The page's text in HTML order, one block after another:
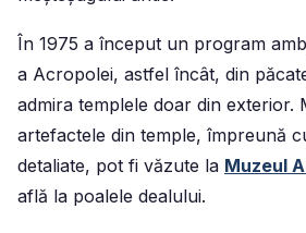
În 1975 a început un program
a Acropolei, astfel încât, din
admira templele doar din exterior.
artefactele din temple, împreună
detaliate, pot fi văzute la Muzeul
află la poalele dealului.